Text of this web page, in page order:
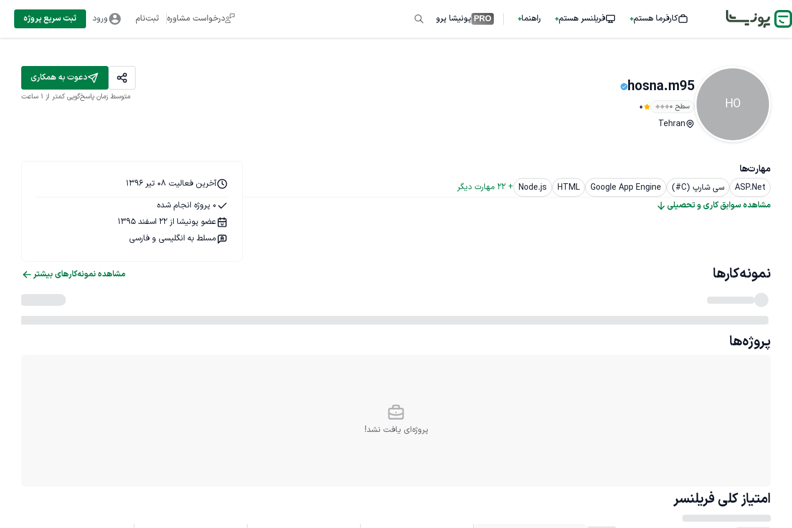
کارفرما هستم فریلنسر هستم راهنما PRO پونیشا پرو درخواست مشاوره ثبت‌نام ورود ثبت سریع پروژه
HO
hosna.m95
سطح ۰ 0
Tehran
دعوت به همکاری
متوسط زمان پاسخ‌گویی کمتر از 1 ساعت
مهارت‌ها
ASP.Net سی شارپ (C#) Google App Engine
HTML
Node.js
+
22 مهارت دیگر
مشاهده سوابق کاری و تحصیلی
آخرین فعالیت 08 تیر 1396
0 پروژه انجام شده
عضو پونیشا از 22 اسفند 1395
مسلط به انگلیسی و فارسی
نمونه‌کارها مشاهده نمونه‌کارهای بیشتر
پروژه‌ها
پروژه‌ای یافت نشد!
امتیاز کلی فریلنسر